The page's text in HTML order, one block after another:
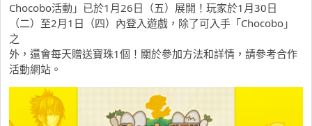
Chocobo活動」已於1月26日（五）展開！玩家於1月30日
（二）至2月1日（四）內登入遊戲，除了可入手「Chocobo」
之
外，還會每天贈送寶珠1個！關於參加方法和詳情，請參考合作
活動網站。